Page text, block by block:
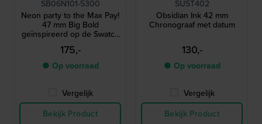
SB06N101-5300
Neon party to the Max Pay!
47 mm Big Bold
geïnspireerd op de Swatch
Grand Prix uit de jaren '90
(SCJ101)
175,-
● Op voorraad
Vergelijk
Bekijk Product
SUST402
Obsidian Ink 42 mm
Chronograaf met datum
130,-
● Op voorraad
Vergelijk
Bekijk Product